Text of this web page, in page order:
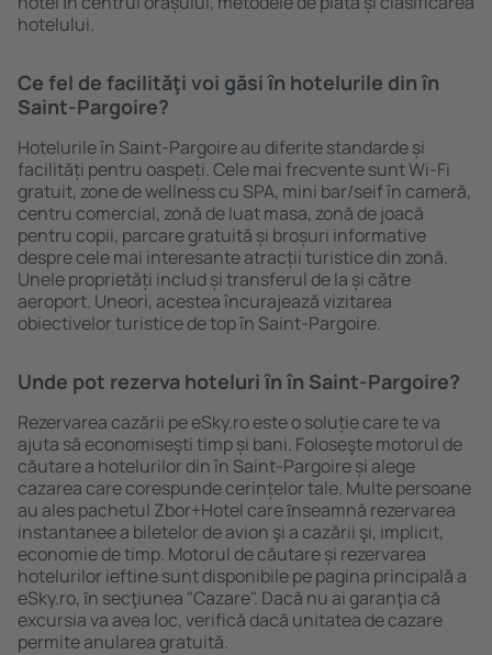
hotelului.
Ce fel de facilităţi voi găsi ȋn hotelurile din în
Saint-Pargoire?
Hotelurile în Saint-Pargoire au diferite standarde și
facilități pentru oaspeți. Cele mai frecvente sunt Wi-Fi
gratuit, zone de wellness cu SPA, mini bar/seif în cameră,
centru comercial, zonă de luat masa, zonă de joacă
pentru copii, parcare gratuită și broșuri informative
despre cele mai interesante atracții turistice din zonă.
Unele proprietăți includ și transferul de la și către
aeroport. Uneori, acestea încurajează vizitarea
obiectivelor turistice de top în Saint-Pargoire.
Unde pot rezerva hoteluri ȋn în Saint-Pargoire?
Rezervarea cazării pe eSky.ro este o soluție care te va
ajuta să economiseşti timp și bani. Foloseşte motorul de
căutare a hotelurilor din în Saint-Pargoire și alege
cazarea care corespunde cerințelor tale. Multe persoane
au ales pachetul Zbor+Hotel care ȋnseamnă rezervarea
instantanee a biletelor de avion şi a cazării şi, implicit,
economie de timp. Motorul de căutare și rezervarea
hotelurilor ieftine sunt disponibile pe pagina principală a
eSky.ro, ȋn secţiunea "Cazare". Dacă nu ai garanţia că
excursia va avea loc, verifică dacă unitatea de cazare
permite anularea gratuită.